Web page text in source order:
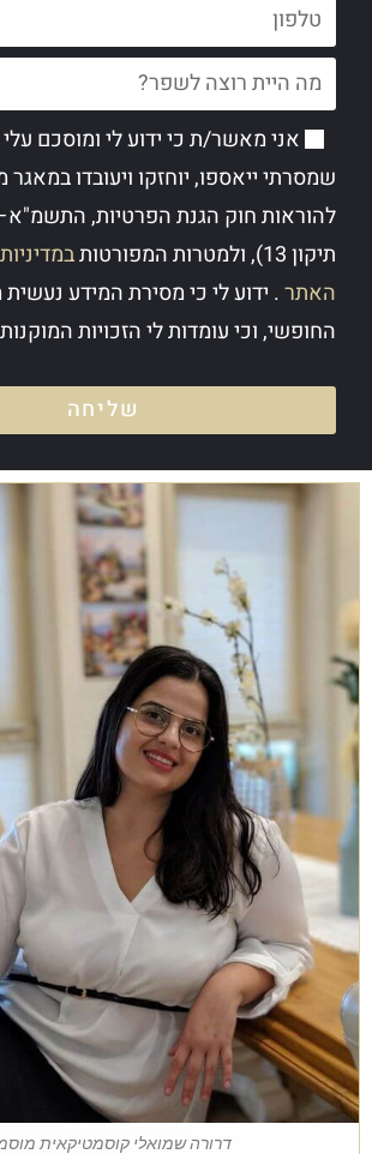
אני מאשר/ת כי ידוע לי ומוסכם
שמסרתי ייאספו, יוחזקו ויעובדו
תיקון 13), ולמטרות המפורטות
האתר. ידוע לי כי מסירת המידע נעשית
החופשי, וכי עומדות לי הזכויות
שליחה
דרורה שמואלי קוסמטיקאית